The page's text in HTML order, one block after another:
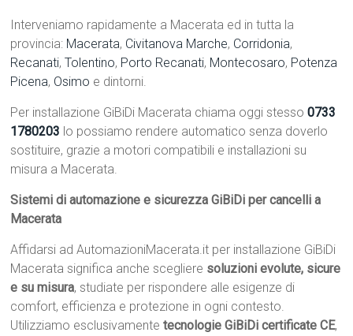
Interveniamo rapidamente a Macerata ed in tutta la
provincia: Macerata, Civitanova Marche, Corridonia,
Recanati,Tolentino, Porto Recanati, Montecosaro, Potenza
Picena, Osimo e dintorni.
Per installazione GiBiDi Macerata chiama oggi stesso0733
1780203 lo possiamo rendere automatico senza doverlo
sostituire, grazie a motori compatibili e installazioni su
misura a Macerata.
Sistemi di automazione e sicurezza GiBiDi per cancelli a
Macerata
Affidarsi ad AutomazioniMacerata.it per installazione GiBiDi
Macerata significa anche scegliere soluzioni evolute, sicure
e su misura, studiate per rispondere alle esigenze di
comfort, efficienza e protezione in ogni contesto.
Utilizziamo esclusivamentetecnologie GiBiDi certificate CE,